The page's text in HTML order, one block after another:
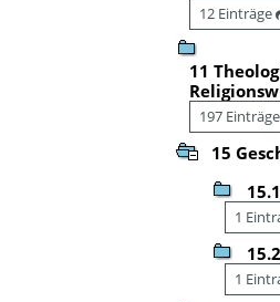
12 Einträge
11
197 Einträge
15
1
1